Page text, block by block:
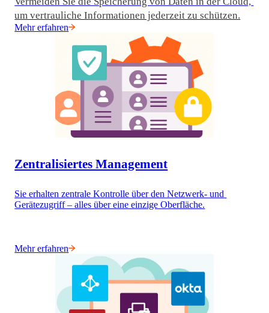
um vertrauliche Informationen jederzeit zu schützen.
Mehr erfahren
Zentralisiertes Management
Sie erhalten zentrale Kontrolle über den Netzwerk- und
Gerätezugriff – alles über eine einzige Oberfläche.
Mehr erfahren